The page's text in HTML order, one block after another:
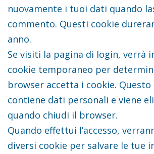
nuovamente i tuoi dati quando
commento. Questi cookie
anno.
Se visiti la pagina di login, verrà
cookie temporaneo per
browser accetta i cookie. Questo
contiene dati personali e viene
quando chiudi il browser.
Quando effettui l’accesso,
diversi cookie per salvare le tue